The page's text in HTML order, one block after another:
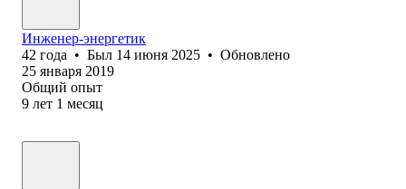
Инженер-энергетик
42 года • Был 14 июня 2025 • Обновлено
25 января 2019
Общий опыт
9 лет 1 месяц